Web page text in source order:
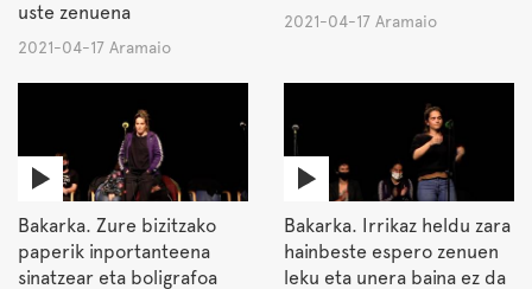
uste zenuena
2021-04-17 Aramaio
2021-04-17 Aramaio
Bakarka. Zure bizitzako
paperik inportanteena
sinatzear eta boligrafoa
Bakarka. Irrikaz heldu zara
hainbeste espero zenuen
leku eta unera baina ez da